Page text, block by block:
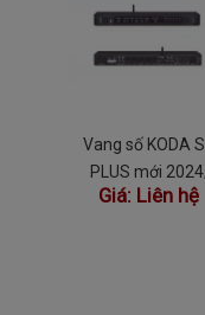
Vang số KODA
PLUS mới 2024,
Bluetooth 6.0, có
Giá: Liên hệ